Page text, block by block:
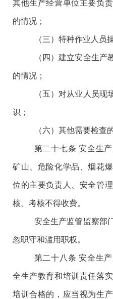
其他生产经营单位主要负
的情况；
（三）特种作业人员
（四）建立安全生产
的情况；
（五）对从业人员现
识；
（六）其他需要检查
第二十七条 安全生
矿山、危险化学品、烟花
位的主要负责人、安全管
核。考核不得收费。
安全生产监管监察部
忽职守和滥用职权。
第二十八条 安全生
全生产教育和培训责任落
培训合格的，应当视为生